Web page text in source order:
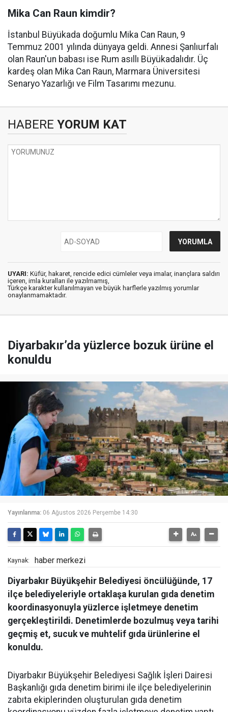
Mika Can Raun kimdir?
İstanbul Büyükada doğumlu Mika Can Raun, 9
Temmuz 2001 yılında dünyaya geldi. Annesi Şanlıurfalı
olan Raun'un babası ise Rum asıllı Büyükadalıdır. Üç
kardeş olan Mika Can Raun, Marmara Üniversitesi
Senaryo Yazarlığı ve Film Tasarımı mezunu.
HABERE YORUM KAT
UYARI: Küfür, hakaret, rencide edici cümleler veya imalar, inançlara saldırı
içeren, imla kuralları ile yazılmamış,
Türkçe karakter kullanılmayan ve büyük harflerle yazılmış yorumlar
onaylanmamaktadır.
Diyarbakır’da yüzlerce bozuk ürüne el
konuldu
Yayınlanma: 06 Ağustos 2026 Perşembe 14:30
Kaynak: haber merkezi
Diyarbakır Büyükşehir Belediyesi öncülüğünde, 17
ilçe belediyeleriyle ortaklaşa kurulan gıda denetim
koordinasyonuyla yüzlerce işletmeye denetim
gerçekleştirildi. Denetimlerde bozulmuş veya tarihi
geçmiş et, sucuk ve muhtelif gıda ürünlerine el
konuldu.
Diyarbakır Büyükşehir Belediyesi Sağlık İşleri Dairesi
Başkanlığı gıda denetim birimi ile ilçe belediyelerinin
zabıta ekiplerinden oluşturulan gıda denetim